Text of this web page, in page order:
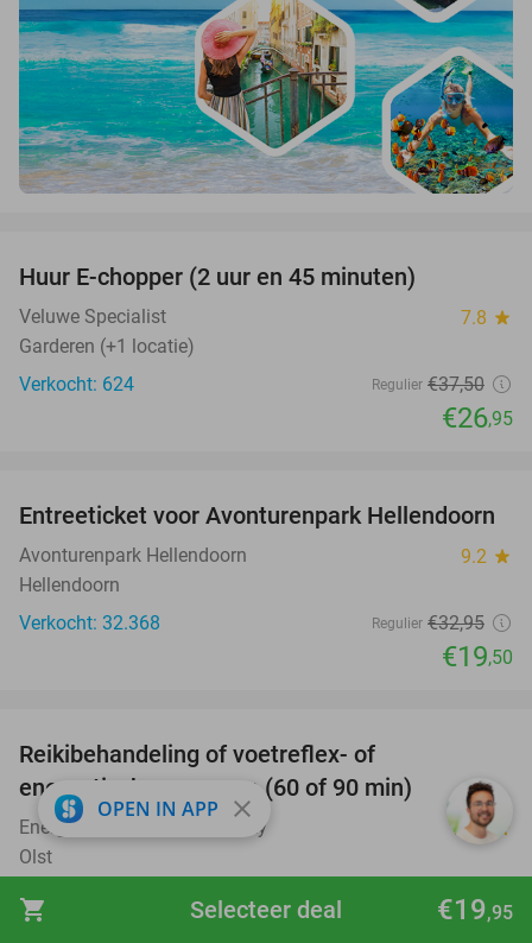
shopping_cart €19,95
Selecteer deal
Huur E-chopper (2 uur en 45 minuten)
Veluwe Specialist 7.8 star
Garderen (+1 locatie)
Verkocht: 624
Regulier €37,50
€26,95
41%
Entreeticket voor Avonturenpark Hellendoorn
Avonturenpark Hellendoorn 9.2 star
Hellendoorn
Verkocht: 32.368
Regulier €32,95
€19,50
Reikibehandeling of voetreflex- of
energetische massage (60 of 90 min)
Energetisch Centrum Charinty 10.0star
Olst
Verkocht: 240
€65
€24
OPEN IN APP close